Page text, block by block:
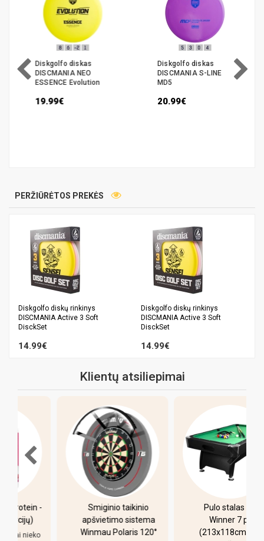
Diskgolfo diskas
DISCMANIA NEO
ESSENCE Evolution
19.99€
Diskgolfo diskas
DISCMANIA S-LINE
MD5
20.99€
PERŽIŪRĖTOS PREKĖS
Diskgolfo diskų rinkinys
DISCMANIA Active 3 Soft
DisckSet
14.99€
Diskgolfo diskų rinkinys
DISCMANIA Active 3 Soft
DisckSet
14.99€
Klientų atsiliepimai
Smiginio taikinio
apšvietimo sistema
Winmau Polaris 120°
Pulo stalas Bilaro
Winner 7 pėdų
(213x118cm) žalias